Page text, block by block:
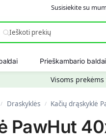
Susisiekite su
Prieškambario baldai
Visoms
/ Draskyklės / Kačių drąskyklė
PawHut